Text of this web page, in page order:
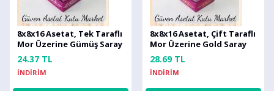
8x8x16 Asetat, Tek Taraflı
Mor Üzerine Gümüş Saray
Desenli Kutu
24.37 TL
İNDİRİM
8x8x16 Asetat, Çift Taraflı
Mor Üzerine Gold Saray
Desenli Kutu
28.69 TL
İNDİRİM